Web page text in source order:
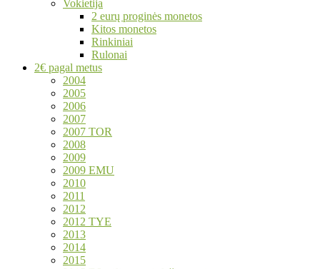
Vokietija
2 eurų proginės monetos
Kitos monetos
Rinkiniai
Rulonai
2€ pagal metus
2004
2005
2006
2007
2007 TOR
2008
2009
2009 EMU
2010
2011
2012
2012 TYE
2013
2014
2015